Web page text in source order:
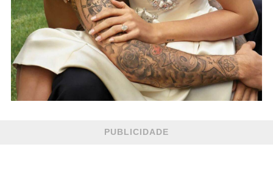
PUBLICIDADE